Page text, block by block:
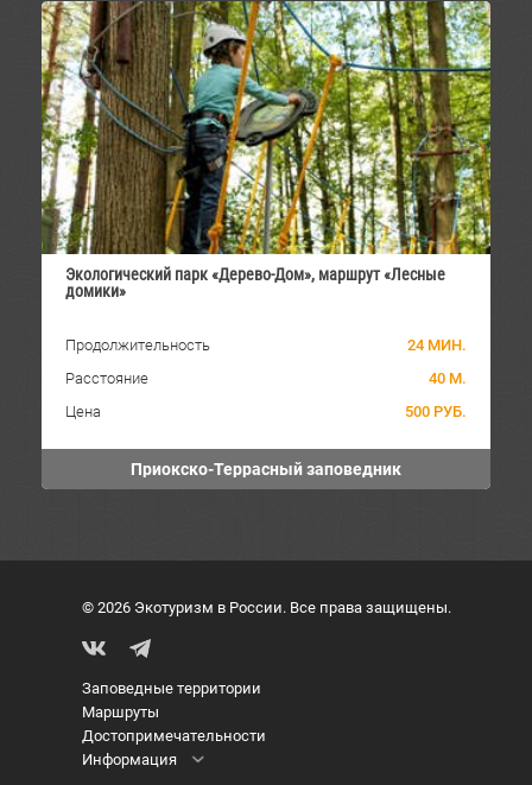
Экологический парк «Дерево-Дом», маршрут «Лесные
домики»
Продолжительность
24 МИН.
Расстояние
40 М.
Цена
500 РУБ.
Приокско-Террасный заповедник
© 2026 Экотуризм в России. Все права защищены.
Заповедные территории
Маршруты
Достопримечательности
Информация